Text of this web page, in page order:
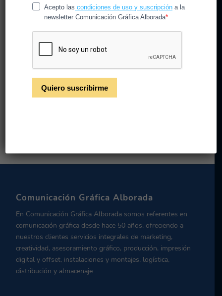
¿Cómo podemos
protegernos y prevenir el
contagio del coronavirus
(COVID-19)?
20 de marzo de 2020 / en
Comunicación Gráfica Alborada
En Comunicación Gráfica Alborada somos referentes en
comunicación gráfica desde hace 50 años, ofreciendo a
nuestros clientes servicios integrales de marketing,
creatividad, asesoramiento gráfico, producción, impresión
digital y offset, instalaciones y montajes, logística,
distribución y almacenaje